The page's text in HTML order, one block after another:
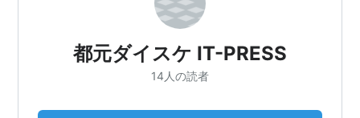
都元ダイスケ IT-PRESS
14人の読者